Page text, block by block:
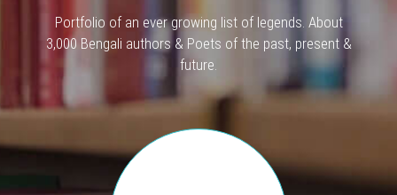
Portfolio of an ever growing list of legends. About
3,000 Bengali authors & Poets of the past, present &
future.